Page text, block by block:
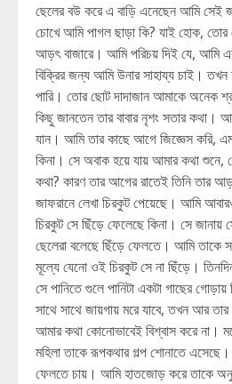
ছেলের বউ করে এ বাড়ি এনেছেন আমি সেই
চোখে আমি পাগল ছাড়া কি? যাই হোক, তোর
আড়ৎ বাজারে। আমি পরিচয় দিই যে, আমি
বিক্রির জন্য আমি উনার সাহায্য চাই।
পারি। তোর ছোট দাদাজান আমাকে অনেক
কিছু জানতেন তার বাবার নৃশং সতার কথা।
যান। আমি তার কাছে আগে জিজ্ঞেস করি,
কিনা। সে অবাক হয়ে যায় আমার কথা শুনে,
কথা? কারণ তার আগের রাতেই তিনি তার
জাফরানে লেখা চিরকুট পেয়েছে। আমি
চিরকুট সে ছিঁড়ে ফেলেছে কিনা। সে জানায়
ছেলেরা বলেছে ছিঁড়ে ফেলতে। আমি তাকে
মূল্যে যেনো ওই চিরকুট সে না ছিঁড়ে।
সে পানিতে গুলে পানিটা একটা গাছের গোড়ায়
সাথে সাথে জায়গায় মরে যাবে, তখন আর
আমার কথা কোনোভাবেই বিশ্বাস করে না।
মহিলা তাকে রূপকথার গল্প শোনাতে
ফেলতে চায়। আমি হাতজোড় করে তাকে